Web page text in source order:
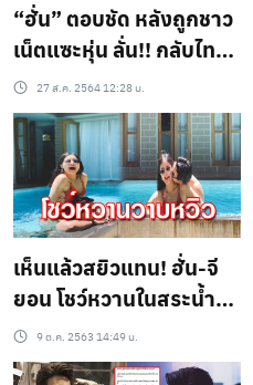
“ฮั่น” ตอบชัด หลังถูกชาว
เน็ตแซะหุ่น ลั่น!! กลับไทย
เจอกัน
27 ส.ค. 2564 12:28 น.
เห็นแล้วสยิวแทน! ฮั่น-จี
ยอน โชว์หวานในสระน้ำ
ทำเอาใจสั่นกันเลยงานนี้
9 ต.ค. 2563 14:49 น.